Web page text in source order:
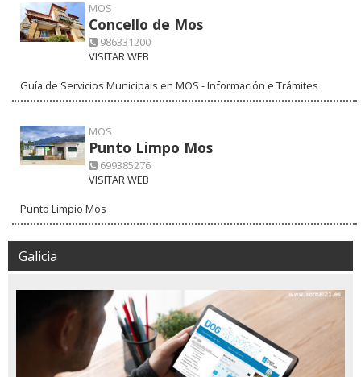
MOS
Concello de Mos
986331200
VISITAR WEB
Guía de Servicios Municipais en MOS - Información e Trámites
MOS
Punto Limpo Mos
699385276
VISITAR WEB
Punto Limpio Mos
Galicia